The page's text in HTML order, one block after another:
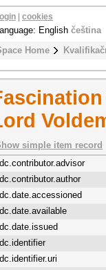
Home
cookies
English čeština
simple item record
dc.contributor.advisor
dc.contributor.author
dc.date.accessioned
dc.date.available
dc.date.issued
dc.identifier
dc.identifier.uri